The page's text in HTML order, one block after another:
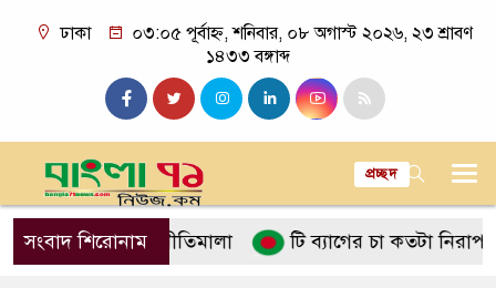
ঢাকা
০৩:০৫ পূর্বাহ্ন, শনিবার, ০৮ অগাস্ট ২০২৬, ২৩ শ্রাবণ
১৪৩৩ বঙ্গাব্দ
প্রচ্ছদ
সংবাদ শিরোনাম
ইসলামের নীতিমালা টি ব্যাগের চা কতটা নিরাপদ